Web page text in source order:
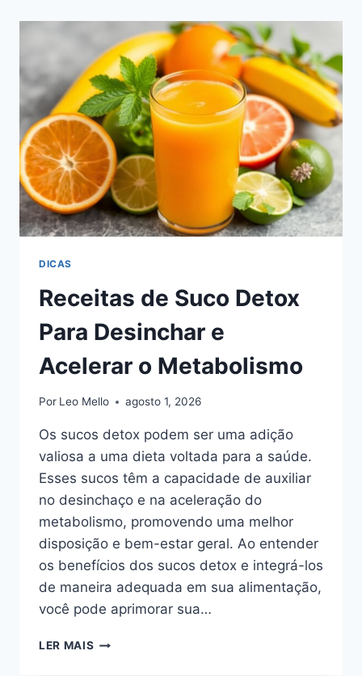
É
IMPORTANTE?
DICAS
Receitas de Suco Detox
Para Desinchar e
Acelerar o Metabolismo
Por Leo Mello agosto 1, 2026
Os sucos detox podem ser uma adição
valiosa a uma dieta voltada para a saúde.
Esses sucos têm a capacidade de auxiliar
no desinchaço e na aceleração do
metabolismo, promovendo uma melhor
disposição e bem-estar geral. Ao entender
os benefícios dos sucos detox e integrá-los
de maneira adequada em sua alimentação,
você pode aprimorar sua…
LER MAIS RECEITAS